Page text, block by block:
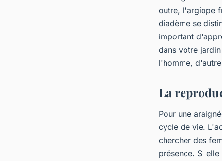
outre, l'argiope
diadème se
important
dans votre
l'homme,
La
Pour une
cycle de vie.
chercher des
présence. Si